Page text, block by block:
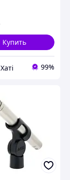
Купить
99%